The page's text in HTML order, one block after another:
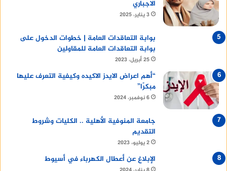
الاجباري
3 يناير، 2025
بوابة التعاقدات العامة | خطوات الدخول على
بوابة التعاقدات العامة للمقاولين
25 أبريل، 2023
“أهم اعراض الايدز الاكيده وكيفية التعرف عليها
مبكرًا”
6 نوفمبر، 2024
جامعة المنوفية الأهلية .. الكليات وشروط
التقديم
2 يوليو، 2023
الإبلاغ عن أعطال الكهرباء في أسيوط